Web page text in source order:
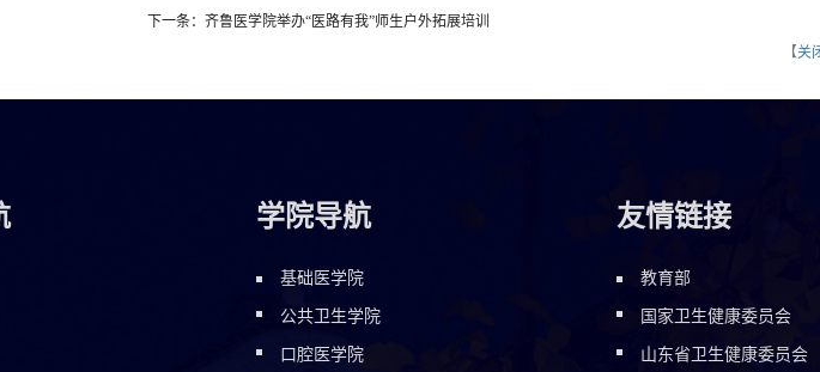
下一条：齐鲁医学院举办“医路有我”师生户外拓展培训
【关
学院导航
基础医学院
公共卫生学院
口腔医学院
友情链接
教育部
国家卫生健康委员会
山东省卫生健康委员会